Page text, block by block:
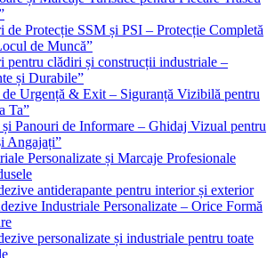
de Protecție SSM și PSI – Protecție Completă
de Muncă”
pentru clădiri și construcții industriale –
și Durabile”
de Urgență & Exit – Siguranță Vizibilă pentru
Ta”
și Panouri de Informare – Ghidaj Vizual pentru
Angajați”
Personalizate și Marcaje Profesionale
antiderapante pentru interior și exterior
Industriale Personalizate – Orice Formă
personalizate și industriale pentru toate